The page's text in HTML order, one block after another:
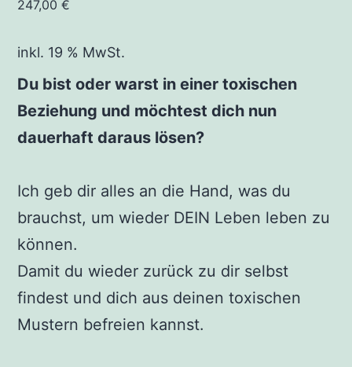
247,00€
inkl. 19 % MwSt.
Du bist oder warst in einer toxischen
Beziehung und möchtest dich nun
dauerhaft daraus lösen?
Ich geb dir alles an die Hand, was du
brauchst, um wieder DEIN Leben leben zu
können.
Damit du wieder zurück zu dir selbst
findest und dich aus deinen toxischen
Mustern befreien kannst.